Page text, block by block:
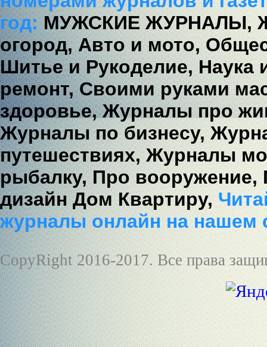
год:МУЖСКИЕ ЖУРНАЛЫ,
огород, Авто и мото,
Шитье и Рукоделие, Наука
ремонт, Своими руками
здоровье, Журналы про
Журналы по бизнесу,
путешествиях, Журналы
рыбалку, Про вооружение,
дизайн Дом Квартиру,
журналы онлайн на нашем
CopyRight 2016-2017. Все права